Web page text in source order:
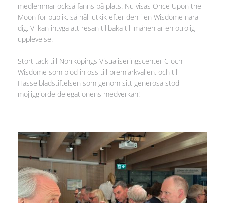
medlemmar också fanns på plats. Nu visas Once Upon the
Moon för publik, så håll utkik efter den i en Wisdome nära
dig. Vi kan intyga att resan tillbaka till månen är en otrolig
upplevelse.
Stort tack till Norrköpings Visualiseringscenter C och
Wisdome som bjöd in oss till premiärkvällen, och till
Hasselbladstiftelsen som genom sitt generösa stöd
möjliggjorde delegationens medverkan!